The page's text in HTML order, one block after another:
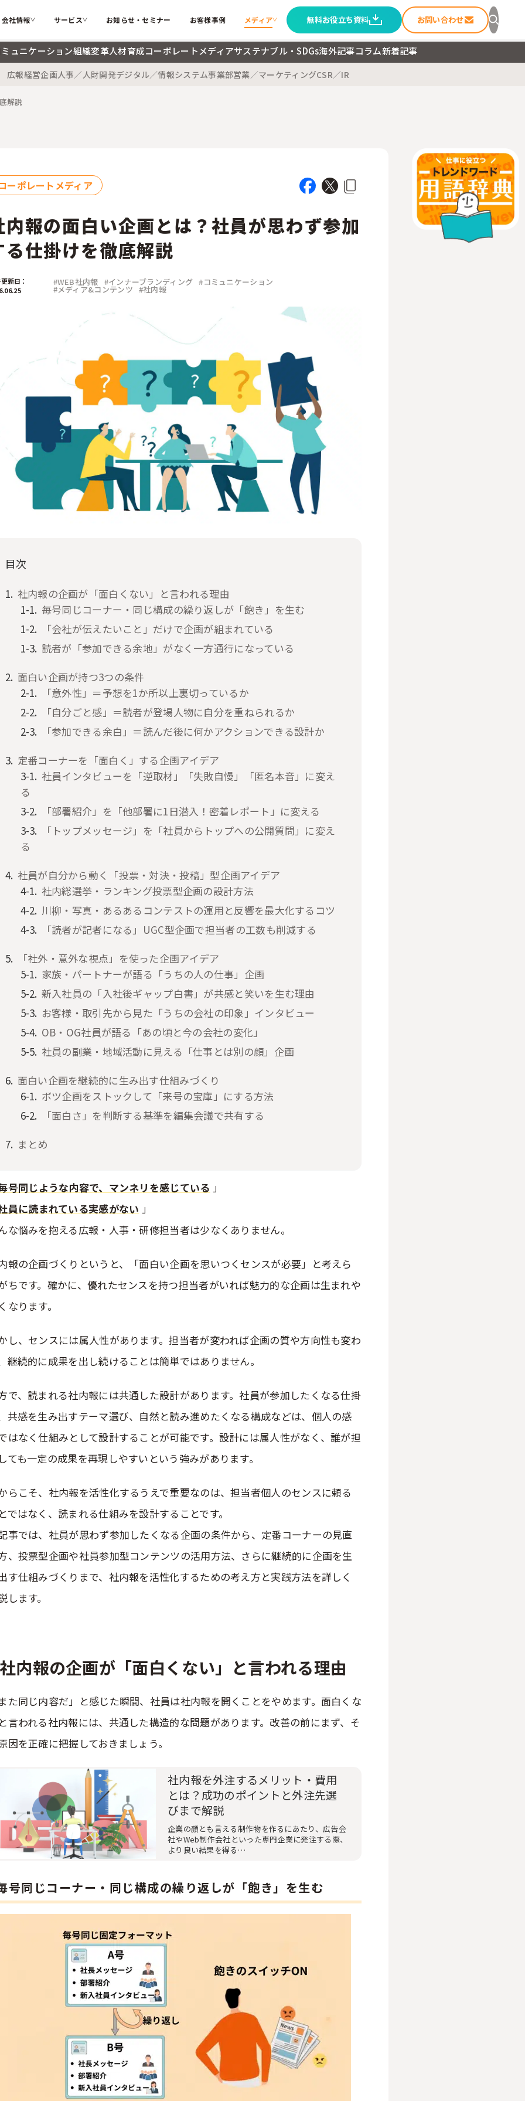
会社情報
ソフィアさんの取扱説明書
サービス お知らせ・セミナー お客様事例 メディア
カテゴリー
用語辞典
部門
人事／人財開発
デジタル／情報システム 事業部
CSR／IR
無料お役立ち資料 お問い合わせ
ュニケーション組織変革人材育成コーポレートメディアサステナブル・SDGs海外記事コラム新着記事
広報経営企画人事／人財開発デジタル／情報システム事業部営業／マーケティングCSR／IR
解説
ーポレートメディア
内報の面白い企画とは？社員が思わず参加
る仕掛けを徹底解説
新日：
#WEB社内報 #インナーブランディング #コミュニケーション
#メディア&コンテンツ #社内報
目次
社内報の企画が「面白くない」と言われる理由
毎号同じコーナー・同じ構成の繰り返しが「飽き」を生む
「会社が伝えたいこと」だけで企画が組まれている
読者が「参加できる余地」がなく一方通行になっている
面白い企画が持つ3つの条件
「意外性」＝予想を1か所以上裏切っているか
「自分ごと感」＝読者が登場人物に自分を重ねられるか
「参加できる余白」＝読んだ後に何かアクションできる設計か
定番コーナーを「面白く」する企画アイデア
社員インタビューを「逆取材」「失敗自慢」「匿名本音」に変え
る
「部署紹介」を「他部署に1日潜入！密着レポート」に変える
「トップメッセージ」を「社員からトップへの公開質問」に変え
る
社員が自分から動く「投票・対決・投稿」型企画アイデア
社内総選挙・ランキング投票型企画の設計方法
川柳・写真・あるあるコンテストの運用と反響を最大化するコツ
「読者が記者になる」UGC型企画で担当者の工数も削減する
「社外・意外な視点」を使った企画アイデア
家族・パートナーが語る「うちの人の仕事」企画
新入社員の「入社後ギャップ白書」が共感と笑いを生む理由
お客様・取引先から見た「うちの会社の印象」インタビュー
OB・OG社員が語る「あの頃と今の会社の変化」
社員の副業・地域活動に見える「仕事とは別の顔」企画
面白い企画を継続的に生み出す仕組みづくり
ボツ企画をストックして「来号の宝庫」にする方法
「面白さ」を判断する基準を編集会議で共有する
まとめ
号同じような内容で、マンネリを感じている 」
員に読まれている実感がない 」
な悩みを抱える広報・人事・研修担当者は少なくありません。
報の企画づくりというと、「面白い企画を思いつくセンスが必要」と考えら
ちです。確かに、優れたセンスを持つ担当者がいれば魅力的な企画は生まれや
なります。
し、センスには属人性があります。担当者が変われば企画の質や方向性も変わ
継続的に成果を出し続けることは簡単ではありません。
で、読まれる社内報には共通した設計があります。社員が参加したくなる仕掛
共感を生み出すテーマ選び、自然と読み進めたくなる構成などは、個人の感
はなく仕組みとして設計することが可能です。設計には属人性がなく、誰が担
ても一定の成果を再現しやすいという強みがあります。
らこそ、社内報を活性化するうえで重要なのは、担当者個人のセンスに頼る
ではなく、読まれる仕組みを設計することです。
事では、社員が思わず参加したくなる企画の条件から、定番コーナーの見直
、投票型企画や社員参加型コンテンツの活用方法、さらに継続的に企画を生
す仕組みづくりまで、社内報を活性化するための考え方と実践方法を詳しく
します。
社内報の企画が「面白くない」と言われる理由
また同じ内容だ」と感じた瞬間、社員は社内報を開くことをやめます。面白くな
言われる社内報には、共通した構造的な問題があります。改善の前にまず、そ
因を正確に把握しておきましょう。
社内報を外注するメリット・費用
とは？成功のポイントと外注先選
びまで解説
企業の顔とも言える制作物を作るにあたり、広告会
社やWeb制作会社といった専門企業に発注する際、
より良い結果を得る…
号同じコーナー・同じ構成の繰り返しが「飽き」を生む